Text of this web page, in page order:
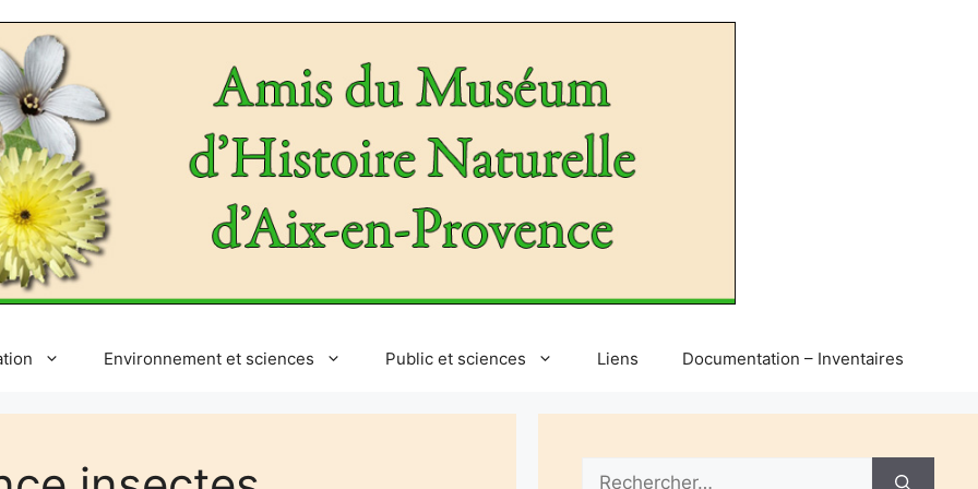
Environnement et sciences Public et sciences Liens Documentation – Inventaires
Rechercher :